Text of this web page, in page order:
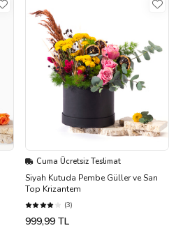
Cuma Ücretsiz Teslimat
Siyah Kutuda Pembe Güller ve Sarı
Top Krizantem
(3)
999,99 TL